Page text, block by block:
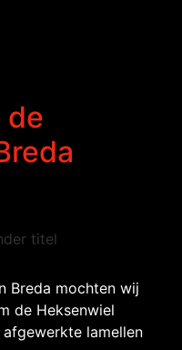
de
Breda mochten wij
de Heksenwiel
lamellen